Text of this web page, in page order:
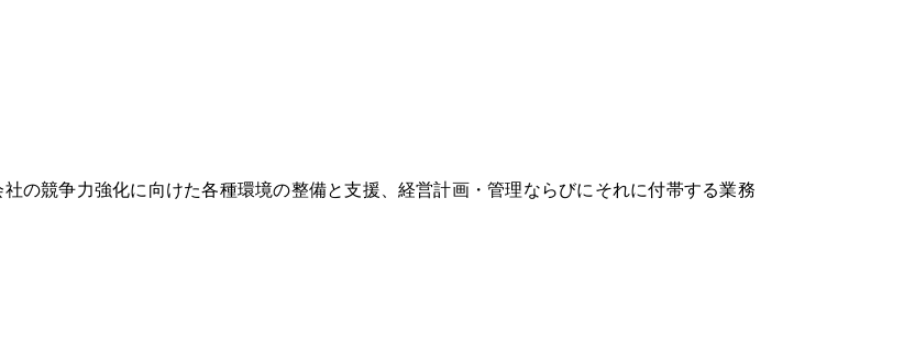
の競争力強化に向けた各種環境の整備と支援、経営計画・管理ならびにそれに付帯する業務